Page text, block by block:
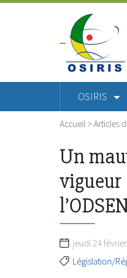
OSIRIS
Accueil >Articles
Un
vigueur
jeudi 24
Législation/